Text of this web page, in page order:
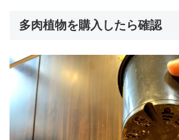
多肉植物を購入したら確認